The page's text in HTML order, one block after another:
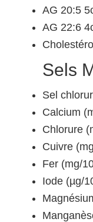
AG 20:5
AG 22:6
Sels
Sel
Calcium
Chlorure
Cuivre
Fer (mg/
Iode (µg/